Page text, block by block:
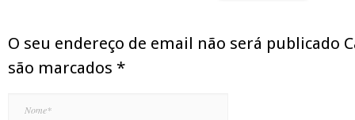
O seu endereço de email não será publicado
são marcados *